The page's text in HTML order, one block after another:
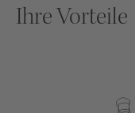
Ihre Vorteile